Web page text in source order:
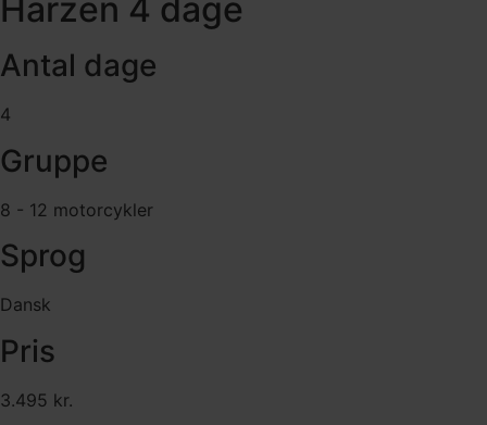
Harzen 4 dage
Antal dage
4
Gruppe
8 - 12 motorcykler
Sprog
Dansk
Pris
3.495 kr.